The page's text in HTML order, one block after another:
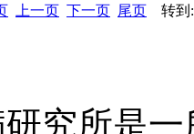
上一页 下一页 尾页 转到:
究所是